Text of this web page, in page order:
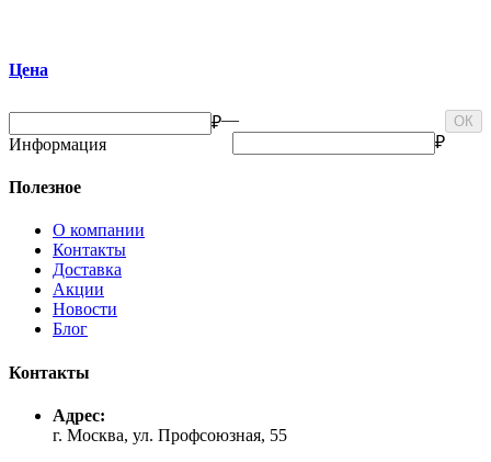
Цена
₽— ОК
₽
Информация
Полезное
О компании
Контакты
Доставка
Акции
Новости
Блог
Контакты
Адрес:
г. Москва, ул. Профсоюзная, 55